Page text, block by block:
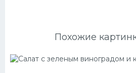
Похожие